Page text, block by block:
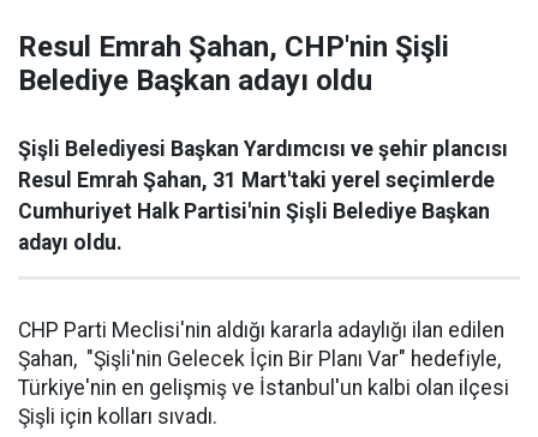
Resul Emrah Şahan, CHP'nin Şişli
Belediye Başkan adayı oldu
Şişli Belediyesi Başkan Yardımcısı ve şehir plancısı
Resul Emrah Şahan, 31 Mart'taki yerel seçimlerde
Cumhuriyet Halk Partisi'nin Şişli Belediye Başkan
adayı oldu.
CHP Parti Meclisi'nin aldığı kararla adaylığı ilan edilen
Şahan, "Şişli'nin Gelecek İçin Bir Planı Var" hedefiyle,
Türkiye'nin en gelişmiş ve İstanbul'un kalbi olan ilçesi
Şişli için kolları sıvadı.